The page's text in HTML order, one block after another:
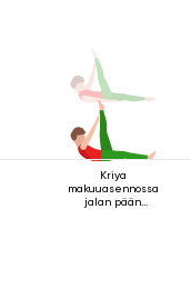
Kriya
makuuasennossa
jalan pään